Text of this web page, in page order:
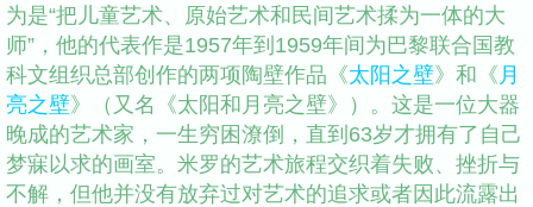
为是“把儿童艺术、原始艺术和民间艺术揉为一体的大
师”，他的代表作是1957年到1959年间为巴黎联合国教
科文组织总部创作的两项陶壁作品《太阳之壁》和《 月
亮之壁》（又名《太阳和月亮之壁》）。这是一位大器
晚成的艺术家，一生穷困潦倒，直到63岁才拥有了自己
梦寐以求的画室。米罗的艺术旅程交织着失败、挫折与
不解，但他并没有放弃过对艺术的追求或者因此流露出